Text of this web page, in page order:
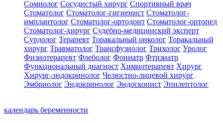
Сомнолог Сосудистый хирург Спортивный врач
Стоматолог Стоматолог-гигиенист Стоматолог-
имплантолог Стоматолог-ортодонт Стоматолог-ортопед
Стоматолог-хирург Судебно-медицинский эксперт
Сурдолог Терапевт Торакальный онколог Торакальный
хирург Травматолог Трансфузиолог Трихолог Уролог
Физиотерапевт Флеболог Фониатр Фтизиатр
Функциональный диагност Химиотерапевт Хирург
Хирург-эндокринолог Челюстно-лицевой хирург
Эмбриолог Эндокринолог Эндоскопист Эпилептолог
календарь беременности